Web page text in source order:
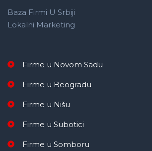
Baza Firmi U Srbiji
Lokalni Marketing
Firme u Novom Sadu
Firme u Beogradu
Firme u Nišu
Firme u Subotici
Firme u Somboru